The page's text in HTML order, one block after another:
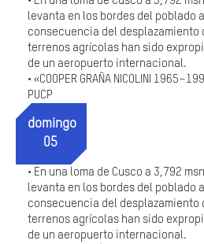
levanta en los bordes del poblado
consecuencia del desplazamiento
terrenos agrícolas han sido
de un aeropuerto internacional.
• «COOPER GRAÑA NICOLINI
PUCP
domingo
05
• En una loma de Cusco a 3,792
levanta en los bordes del poblado
consecuencia del desplazamiento
terrenos agrícolas han sido
de un aeropuerto internacional.